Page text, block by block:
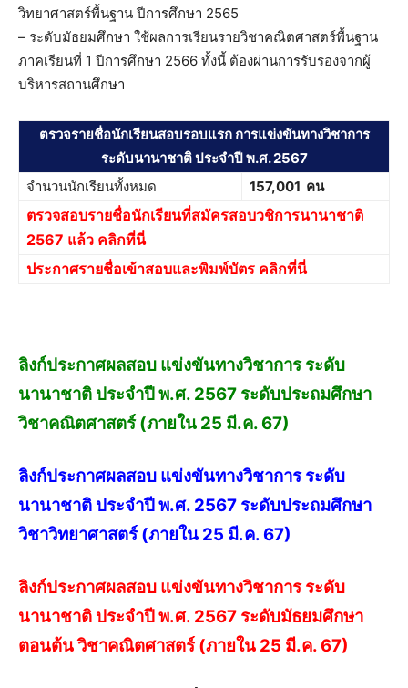
วิทยาศาสตร์พื้นฐาน ปีการศึกษา 2565
– ระดับมัธยมศึกษา ใช้ผลการเรียนรายวิชาคณิตศาสตร์พื้นฐาน
ภาคเรียนที่ 1 ปีการศึกษา 2566 ทั้งนี้ ต้องผ่านการรับรองจากผู้
บริหารสถานศึกษา
ตรวจรายชื่อนักเรียนสอบรอบแรก การแข่งขันทางวิชาการ
ระดับนานาชาติ ประจำปี พ.ศ. 2567
จำนวนนักเรียนทั้งหมด
157,001 คน
ตรวจสอบรายชื่อนักเรียนที่สมัครสอบวชิการนานาชาติ
2567 แล้ว คลิกที่นี่
ประกาศรายชื่อเข้าสอบและพิมพ์บัตร คลิกที่นี่
ลิงก์ประกาศผลสอบ แข่งขันทางวิชาการ ระดับ
นานาชาติ ประจำปี พ.ศ. 2567 ระดับประถมศึกษา
วิชาคณิตศาสตร์ (ภายใน 25 มี.ค. 67)
ลิงก์ประกาศผลสอบ แข่งขันทางวิชาการ ระดับ
นานาชาติ ประจำปี พ.ศ. 2567 ระดับประถมศึกษา
วิชาวิทยาศาสตร์ (ภายใน 25 มี.ค. 67)
ลิงก์ประกาศผลสอบ แข่งขันทางวิชาการ ระดับ
นานาชาติ ประจำปี พ.ศ. 2567 ระดับมัธยมศึกษา
ตอนต้น วิชาคณิตศาสตร์ (ภายใน 25 มี.ค. 67)